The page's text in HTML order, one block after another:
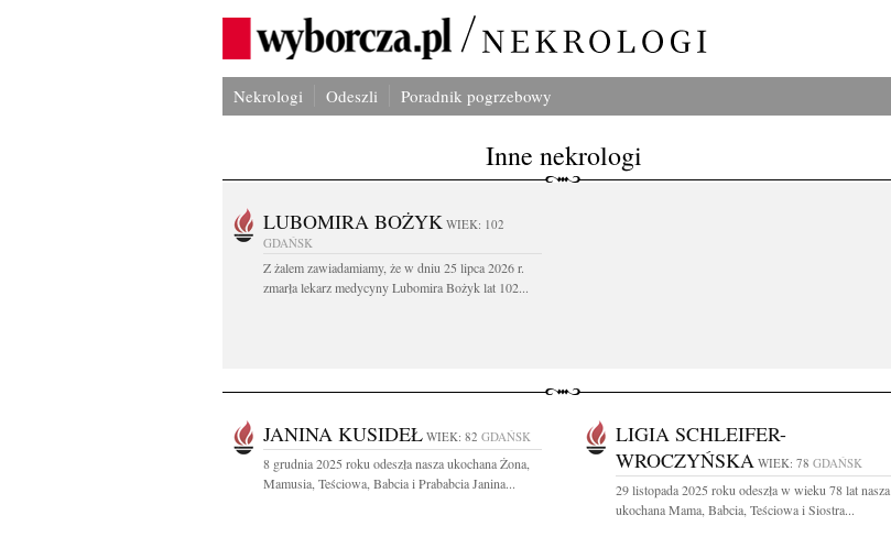
Nekrologi Odeszli Poradnik pogrzebowy
Inne nekrologi
LUBOMIRA BOŻYK WIEK: 102
GDAŃSK
Z żalem zawiadamiamy, że w dniu 25 lipca 2026 r.
zmarła lekarz medycyny Lubomira Bożyk lat 102...
JANINA KUSIDEŁ WIEK: 82 GDAŃSK
8 grudnia 2025 roku odeszła nasza ukochana Żona,
Mamusia, Teściowa, Babcia i Prababcia Janina...
LIGIA SCHLEIFER-
WROCZYŃSKA WIEK: 78 GDAŃSK
29 listopada 2025 roku odeszła w wieku 78 lat nasza
ukochana Mama, Babcia, Teściowa i Siostra...